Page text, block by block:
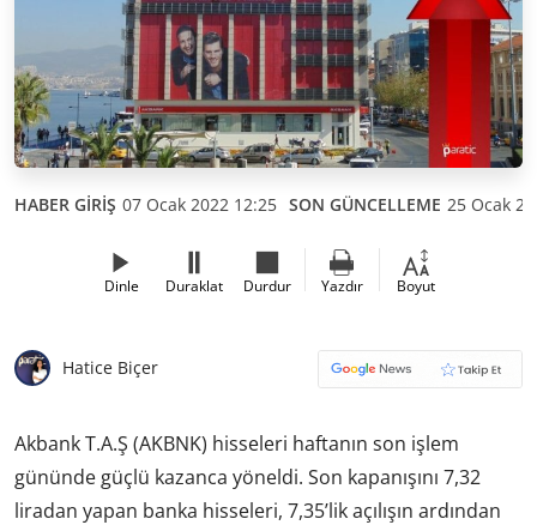
HABER GİRİŞ 07 Ocak 2022 12:25 SON GÜNCELLEME 25 Ocak
Dinle Duraklat Durdur Yazdır Boyut
Hatice Biçer
Akbank T.A.Ş (AKBNK) hisseleri haftanın son işlem
gününde güçlü kazanca yöneldi. Son kapanışını 7,32
liradan yapan banka hisseleri, 7,35’lik açılışın ardından